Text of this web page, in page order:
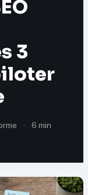
3
·
6 min